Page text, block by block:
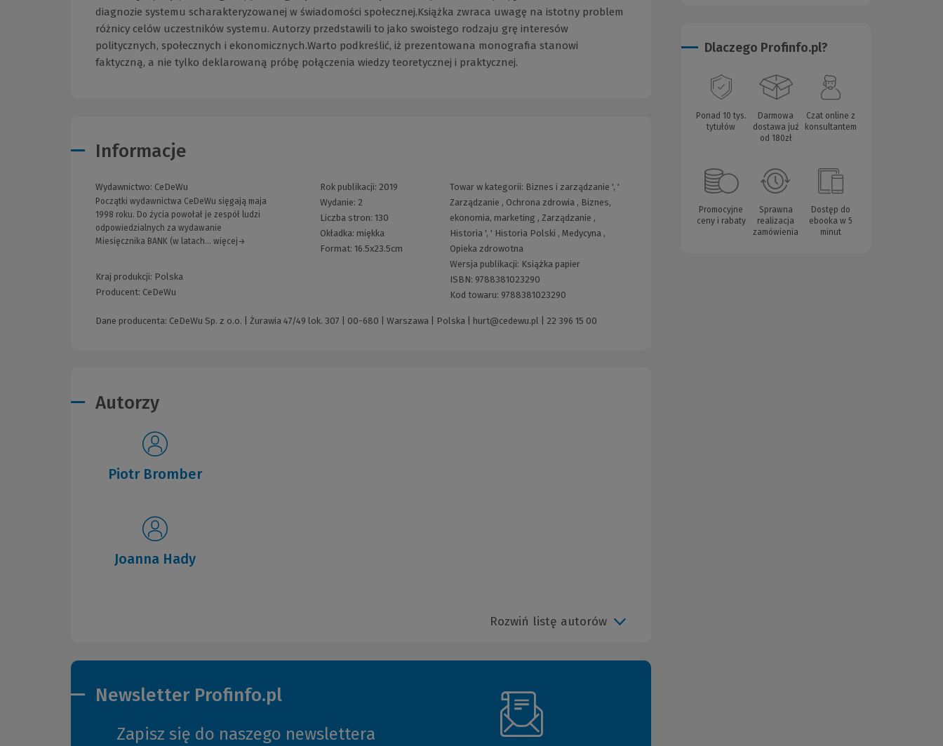
diagnozie systemu scharakteryzowanej w świadomości społecznej.Książka zwraca uwagę na istotny problem
różnicy celów uczestników systemu. Autorzy przedstawili to jako swoistego rodzaju grę interesów
politycznych, społecznych i ekonomicznych.Warto podkreślić, iż prezentowana monografia stanowi
faktyczną, a nie tylko deklarowaną próbę połączenia wiedzy teoretycznej i praktycznej.
Informacje
Wydawnictwo: CeDeWu
Początki wydawnictwa CeDeWu sięgają maja
1998 roku. Do życia powołał je zespół ludzi
odpowiedzialnych za wydawanie
Miesięcznika BANK (w latach... więcej→
Kraj produkcji: Polska
Producent: CeDeWu
Rok publikacji: 2019
Wydanie: 2
Liczba stron: 130
Okładka: miękka
Format: 16.5x23.5cm
Towar w kategorii: Biznes i zarządzanie ', '
Zarządzanie , Ochrona zdrowia, Biznes,
ekonomia, marketing , Zarządzanie ,
Historia', ' Historia Polski , Medycyna,
Opieka zdrowotna
Wersja publikacji: Książka papier
ISBN: 9788381023290
Kod towaru: 9788381023290
Dane producenta: CeDeWu Sp. z o.o. | Żurawia 47/49 lok. 307 | 00-680 | Warszawa | Polska | hurt@cedewu.pl 22 396 15 00
Autorzy
Piotr Bromber
Joanna Hady
Rozwiń listę autorów
Newsletter Profinfo.pl
Zapisz się do naszego newslettera
Dlaczego Profinfo.pl?
Ponad 10 tys.
tytułów
Darmowa
dostawa już
od 180zł
Czat online z
konsultantem
Promocyjne
ceny i rabaty
Sprawna
realizacja
zamówienia
Dostęp do
ebooka w 5
minut